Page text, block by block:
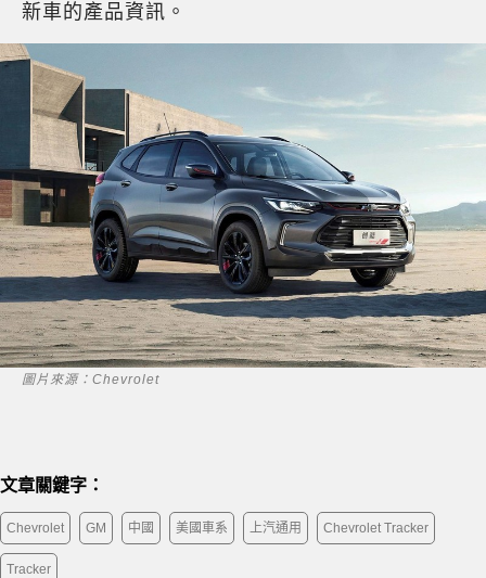
新車的產品資訊。
圖片來源：Chevrolet
文章關鍵字：
Chevrolet GM 中國 美國車系 上汽通用 Chevrolet Tracker
Tracker